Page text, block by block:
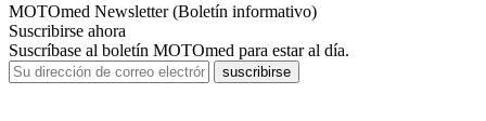
MOTOmed Newsletter (Boletín informativo)
Suscribirse ahora
Suscríbase al boletín MOTOmed para estar al día.
suscribirse